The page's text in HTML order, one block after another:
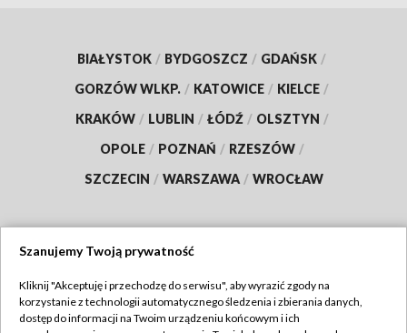
BIAŁYSTOK / BYDGOSZCZ / GDAŃSK /
GORZÓW WLKP. / KATOWICE / KIELCE /
KRAKÓW / LUBLIN / ŁÓDŹ / OLSZTYN /
OPOLE / POZNAŃ / RZESZÓW /
SZCZECIN / WARSZAWA / WROCŁAW
TVP
Szanujemy Twoją prywatność
Kliknij "Akceptuję i przechodzę do serwisu", aby wyrazić zgody na
korzystanie z technologii automatycznego śledzenia i zbierania danych,
dostęp do informacji na Twoim urządzeniu końcowym i ich